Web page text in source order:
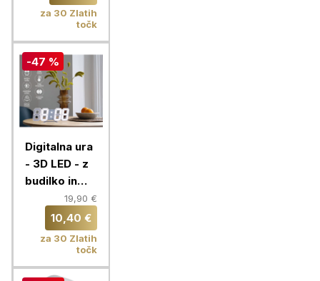
za 30 Zlatih
točk
-47 %
Digitalna ura
- 3D LED - z
budilko in
prikazom
temperature
19,90 €
10,40 €
za 30 Zlatih
točk